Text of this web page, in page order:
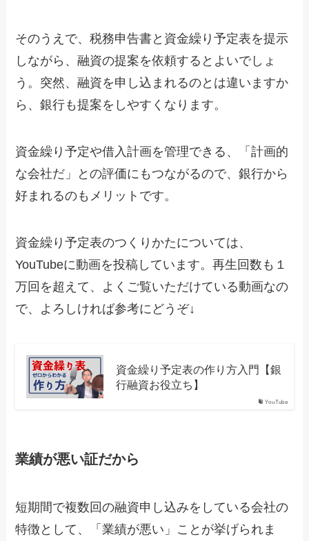
そのうえで、税務申告書と資金繰り予定表を提示
しながら、融資の提案を依頼するとよいでしょ
う。突然、融資を申し込まれるのとは違いますか
ら、銀行も提案をしやすくなります。
資金繰り予定や借入計画を管理できる、「計画的
な会社だ」との評価にもつながるので、銀行から
好まれるのもメリットです。
資金繰り予定表のつくりかたについては、
YouTubeに動画を投稿しています。再生回数も１
万回を超えて、よくご覧いただけている動画なの
で、よろしければ参考にどうぞ↓
YouTube
資金繰り予定表の作り方入門【銀
行融資お役立ち】
業績が悪い証だから
短期間で複数回の融資申し込みをしている会社の
特徴として、「業績が悪い」ことが挙げられま